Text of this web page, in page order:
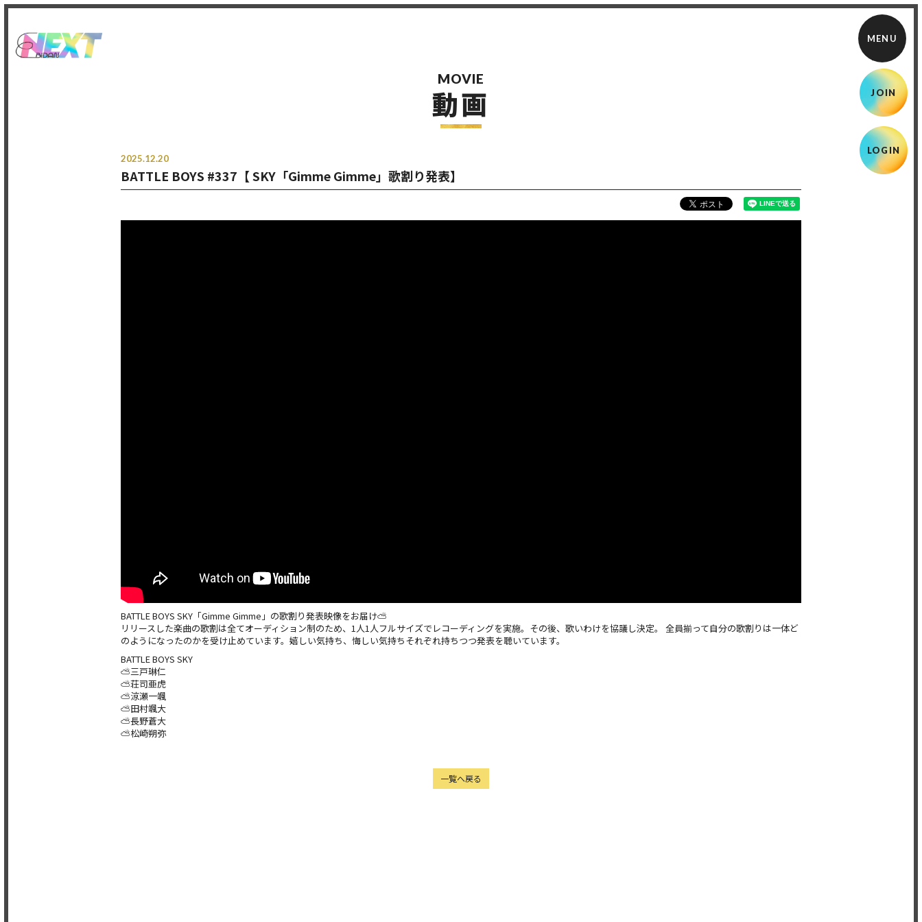
JOIN
LOGIN
MOVIE
動画
2025.12.20
BATTLE BOYS #337【 SKY「Gimme Gimme」歌割り発表】
BATTLE BOYS SKY「Gimme Gimme」の歌割り発表映像をお届け⛅️
リリースした楽曲の歌割は全てオーディション制のため、1人1人フルサイズでレコーディングを実施。その後、歌いわけを協議し決定。 全員揃って自分の歌割りは一体ど
のようになったのかを受け止めています。嬉しい気持ち、悔しい気持ちそれぞれ持ちつつ発表を聴いています。
BATTLE BOYS SKY
⛅️三戸琳仁
⛅️荘司亜虎
⛅️涼瀬一颯
⛅️田村颯大
⛅️長野蒼大
⛅️松崎朔弥
一覧へ戻る